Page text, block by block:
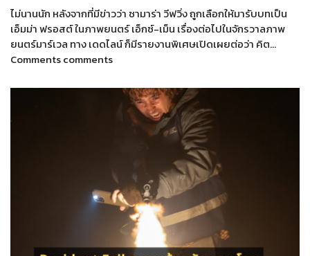
ไม่นานนัก หลังจากที่มีข่าวว่า ซามาร่า วีฟวิ่ง ถูกเลือกให้มารับบทเป็น
เอ็มม่า ฟรอสต์ ในภาพยนตร์ เอ็กซ์-เม็น เรื่องต่อไปในจักรวาลภาพ
ยนตร์มาร์เวล ทาง เดดไลน์ ก็มีรายงานพิเศษเปิดเผยต่อว่า คิต…
Comments comments